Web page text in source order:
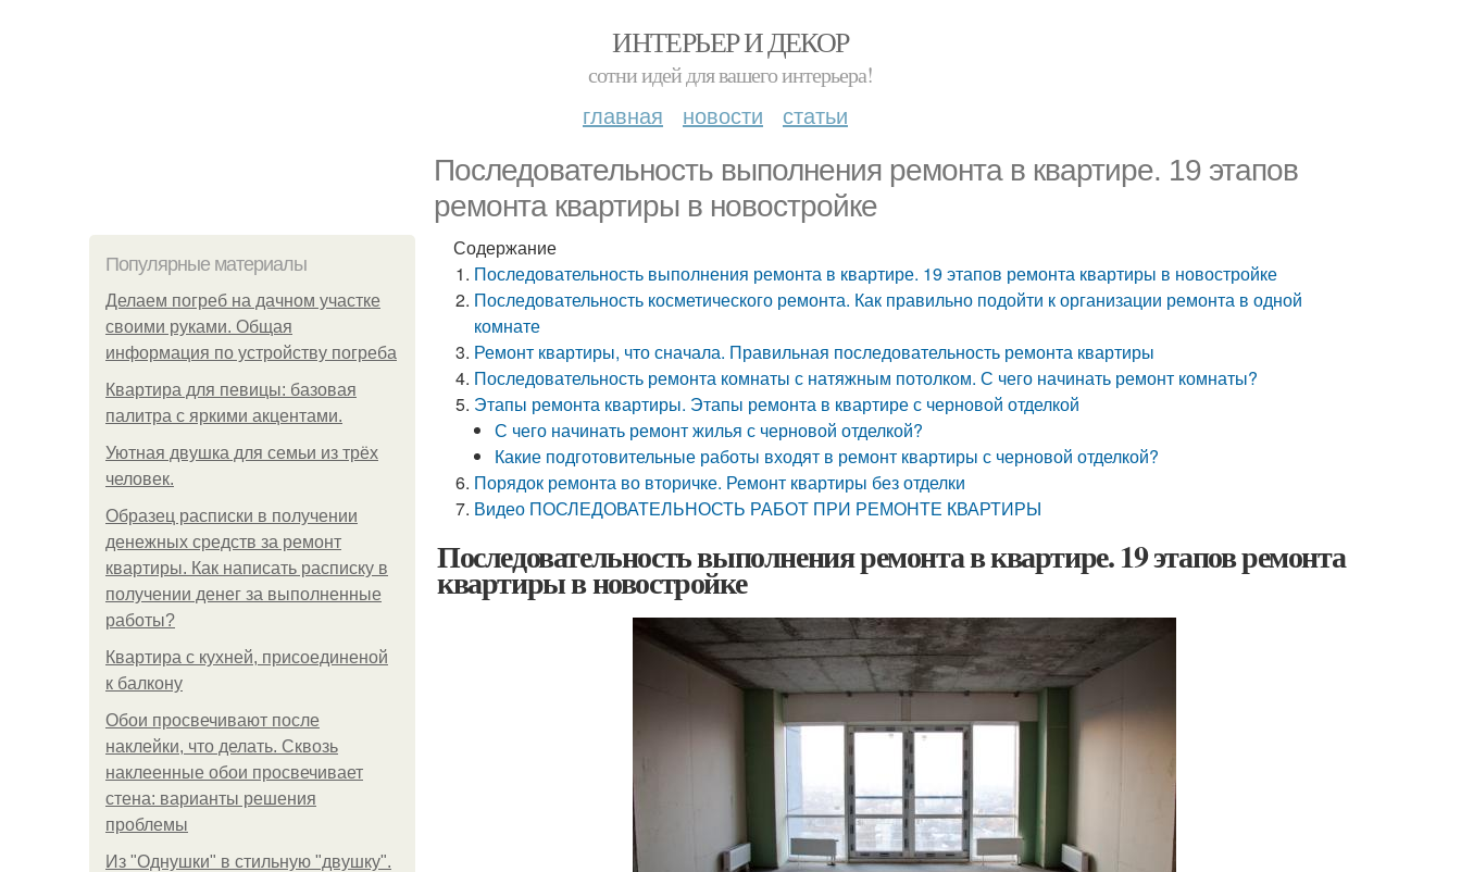
ИНТЕРЬЕР И ДЕКОР
сотни идей для вашего интерьера!
главная новости статьи
Последовательность выполнения ремонта в квартире. 19 этапов
ремонта квартиры в новостройке
Популярные материалы
Делаем погреб на дачном участке
своими руками. Общая
информация по устройству погреба
Квартира для певицы: базовая
палитра с яркими акцентами.
Уютная двушка для семьи из трёх
человек.
Образец расписки в получении
денежных средств за ремонт
квартиры. Как написать расписку в
получении денег за выполненные
работы?
Квартира с кухней, присоединеной
к балкону
Обои просвечивают после
наклейки, что делать. Сквозь
наклеенные обои просвечивает
стена: варианты решения
проблемы
Из "Однушки" в стильную "двушку".
Содержание
Последовательность выполнения ремонта в квартире. 19 этапов ремонта квартиры в новостройке
Последовательность косметического ремонта. Как правильно подойти к организации ремонта в одной
комнате
Ремонт квартиры, что сначала. Правильная последовательность ремонта квартиры
Последовательность ремонта комнаты с натяжным потолком. С чего начинать ремонт комнаты?
Этапы ремонта квартиры. Этапы ремонта в квартире с черновой отделкой
С чего начинать ремонт жилья с черновой отделкой?
Какие подготовительные работы входят в ремонт квартиры с черновой отделкой?
Порядок ремонта во вторичке. Ремонт квартиры без отделки
Видео ПОСЛЕДОВАТЕЛЬНОСТЬ РАБОТ ПРИ РЕМОНТЕ КВАРТИРЫ
Последовательность выполнения ремонта в квартире. 19 этапов ремонта
квартиры в новостройке